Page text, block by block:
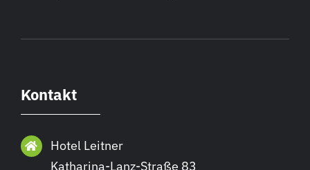
Kontakt
Hotel Leitner
Katharina-Lanz-Straße 83